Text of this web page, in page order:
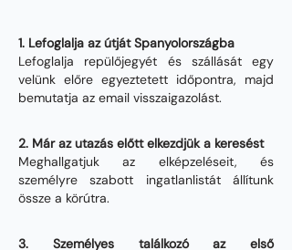
1. Lefoglalja az útját Spanyolországba
Lefoglalja repülőjegyét és szállását egy
velünk előre egyeztetett időpontra, majd
bemutatja az email visszaigazolást.
2. Már az utazás előtt elkezdjük a keresést
Meghallgatjuk az elképzeléseit, és
személyre szabott ingatlanlistát állítunk
össze a körútra.
3. Személyes találkozó az első